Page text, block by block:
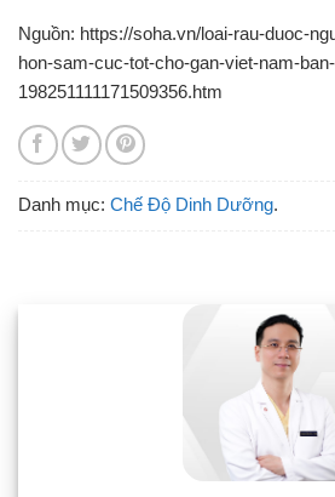
Nguồn: https://soha.vn/loai-rau-duoc-
hon-sam-cuc-tot-cho-gan-viet-nam-
198251111171509356.htm
Danh mục: Chế Độ Dinh Dưỡng.